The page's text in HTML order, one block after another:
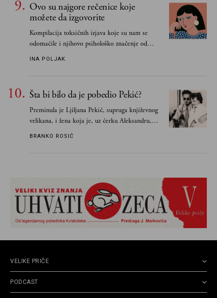
Ovo su najgore rečenice koje
možete da izgovorite
Kompilacija toksičnih izjava koje su nam se
odomaćile i njihovo psihološko značenje od
INA POLJAK
Šta bi bilo da je pobedio Pekić?
Preminula je Ljiljana Pekić, supruga književnog
velikana, i žena koja je, uz ćerku Aleksandru,
vodila računa o zaostavštini pisca. Ovu priču o
BRANKO ROSIĆ
VELIKE PRIČE
PODCAST